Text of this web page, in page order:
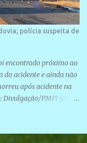
polícia suspeita de
encontrado próximo ao
do acidente e ainda não
após acidente na
PMPI João
com marcas de